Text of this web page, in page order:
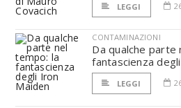
LEGGI
CONTAMINAZIONI
Da qualche parte
fantascienza
LEGGI